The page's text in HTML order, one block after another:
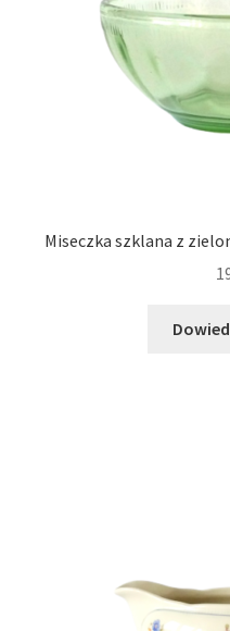
Miseczka szklana z